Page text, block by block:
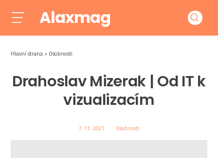
Alaxmag
Hlavní strana Osobnosti
Drahoslav Mizerak | Od IT k
vizualizacím
7. 11. 2021 Osobnosti